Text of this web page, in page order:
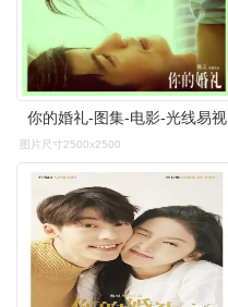
你的婚礼-图集-电影-光线易视
图片尺寸2500x2500